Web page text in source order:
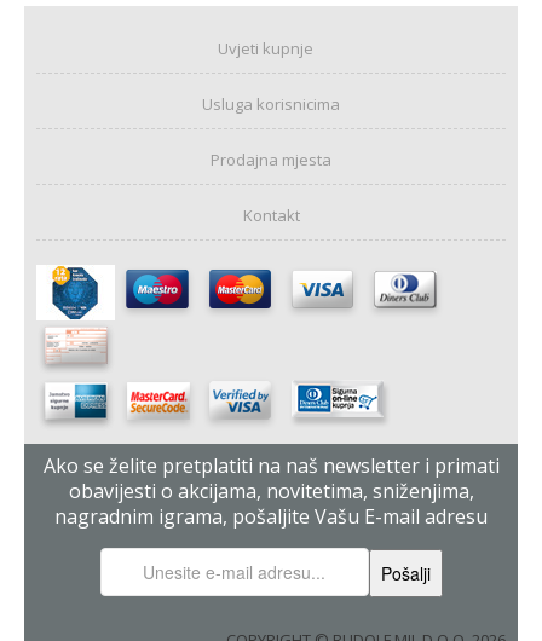
Uvjeti kupnje
Usluga korisnicima
Prodajna mjesta
Kontakt
Ako se želite pretplatiti na naš newsletter i primati
obavijesti o akcijama, novitetima, sniženjima,
nagradnim igrama, pošaljite Vašu E-mail adresu